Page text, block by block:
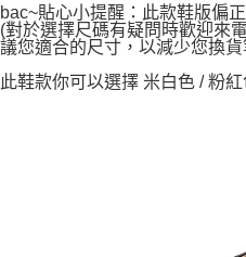
bac~貼心小提醒：此款鞋版偏
(對於選擇尺碼有疑問時歡迎來
議您適合的尺寸，以減少您換
此鞋款你可以選擇 米白色 / 粉